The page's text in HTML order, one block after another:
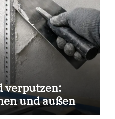
verputzen:
und außen